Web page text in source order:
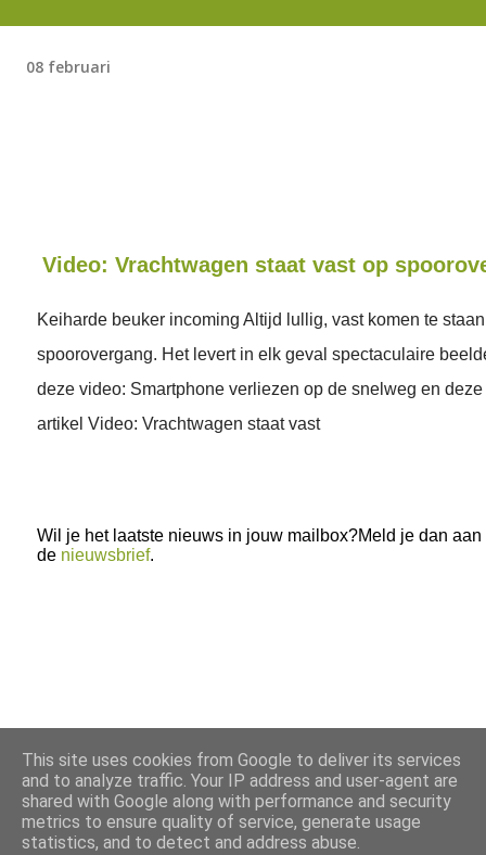
08 februari
Video: Vrachtwagen staat vast op
Keiharde beuker incoming Altijd lullig, vast komen te
spoorovergang. Het levert in elk geval spectaculaire
deze video: Smartphone verliezen op de snelweg en
artikel Video: Vrachtwagen staat vast
Wil je het laatste nieuws in jouw mailbox?Meld je dan aan
de nieuwsbrief.
This site uses cookies from Google to deliver its services
and to analyze traffic. Your IP address and user-agent are
shared with Google along with performance and security
metrics to ensure quality of service, generate usage
statistics, and to detect and address abuse.